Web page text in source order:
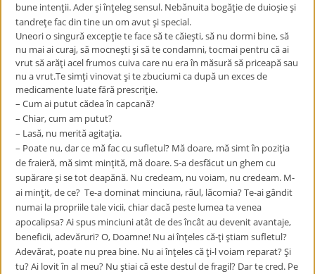
bune intenţii. Ader şi înţeleg sensul. Nebănuita bogăţie de duioşie şi
tandreţe fac din tine un om avut şi special.
Uneori o singură excepţie te face să te căieşti, să nu dormi bine, să
nu mai ai curaj, să mocneşti şi să te condamni, tocmai pentru că ai
vrut să arăţi acel frumos cuiva care nu era în măsură să priceapă sau
nu a vrut.Te simţi vinovat şi te zbuciumi ca după un exces de
medicamente luate fără prescriţie.
– Cum ai putut cădea în capcană?
– Chiar, cum am putut?
– Lasă, nu merită agitaţia.
– Poate nu, dar ce mă fac cu sufletul? Mă doare, mă simt în poziţia
de fraieră, mă simt minţită, mă doare. S-a desfăcut un ghem cu
supărare şi se tot deapănă. Nu credeam, nu voiam, nu credeam. M-
ai minţit, de ce? Te-a dominat minciuna, răul, lăcomia? Te-ai gândit
numai la propriile tale vicii, chiar dacă peste lumea ta venea
apocalipsa? Ai spus minciuni atât de des încât au devenit avantaje,
beneficii, adevăruri? O, Doamne! Nu ai înţeles că-ţi ştiam sufletul?
Adevărat, poate nu prea bine. Nu ai înţeles că ţi-l voiam reparat? Şi
tu? Ai lovit în al meu? Nu ştiai că este destul de fragil? Dar te cred. Pe